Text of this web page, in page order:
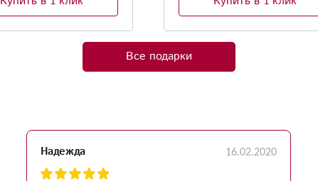
Все подарки
Надежда 16.02.2020